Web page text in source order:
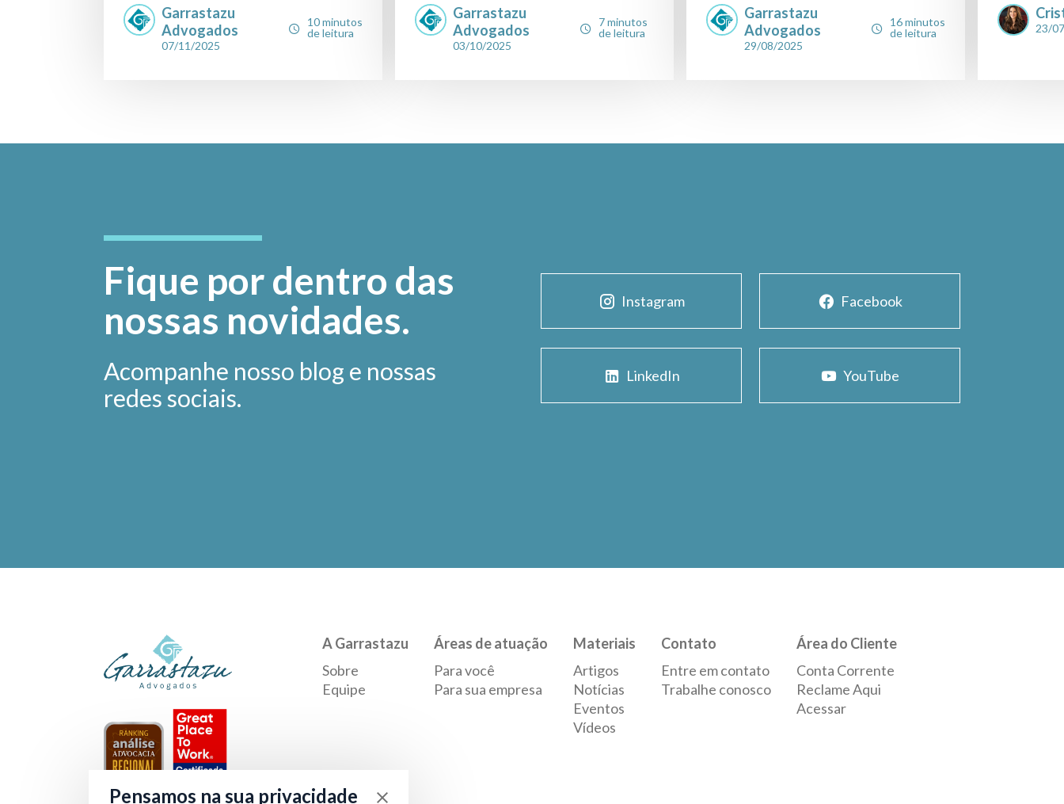
Garrastazu
Advogados
07/11/2025
10 minutos
de leitura
Garrastazu
Advogados
03/10/2025
7 minutos
de leitura
Garrastazu
Advogados
29/08/2025
16 minutos
de leitura
23/
Fique por dentro das
nossas novidades.
Acompanhe nosso blog e nossas
redes sociais.
Instagram Facebook
LinkedIn YouTube
A Garrastazu
Sobre
Equipe
Áreas de atuação
Para você
Para sua empresa
Materiais
Artigos
Notícias
Eventos
Vídeos
Contato
Entre em contato
Trabalhe conosco
Área do Cliente
Conta Corrente
Reclame Aqui
Acessar
Pensamos na sua privacidade